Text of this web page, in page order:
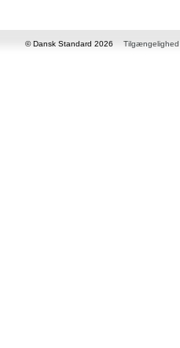
© Dansk Standard 2026 Tilgængelighed